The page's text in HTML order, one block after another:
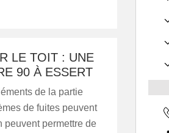
LE TOIT : UNE
90 À ESSERT
de la partie
de fuites peuvent
peuvent permettre de